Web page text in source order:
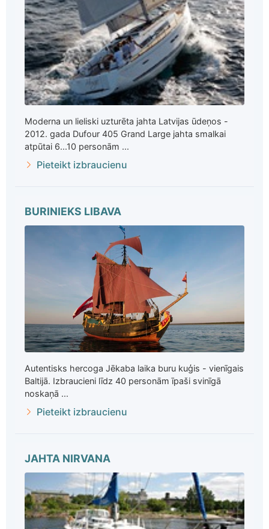
Moderna un lieliski uzturēta jahta Latvijas ūdeņos -
2012. gada Dufour 405 Grand Large jahta smalkai
atpūtai 6...10 personām ...
Pieteikt izbraucienu
BURINIEKS LIBAVA
Autentisks hercoga Jēkaba laika buru kuģis - vienīgais
Baltijā. Izbraucieni līdz 40 personām īpaši svinīgā
noskaņā ...
Pieteikt izbraucienu
JAHTA NIRVANA